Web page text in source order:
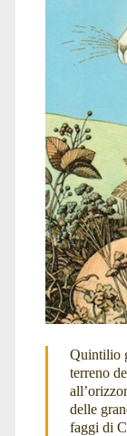
Quintilio
terreno
delle
faggi di